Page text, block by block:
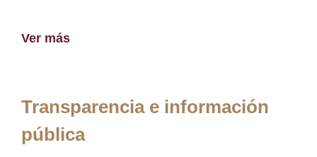
Ver más
Transparencia e información
pública